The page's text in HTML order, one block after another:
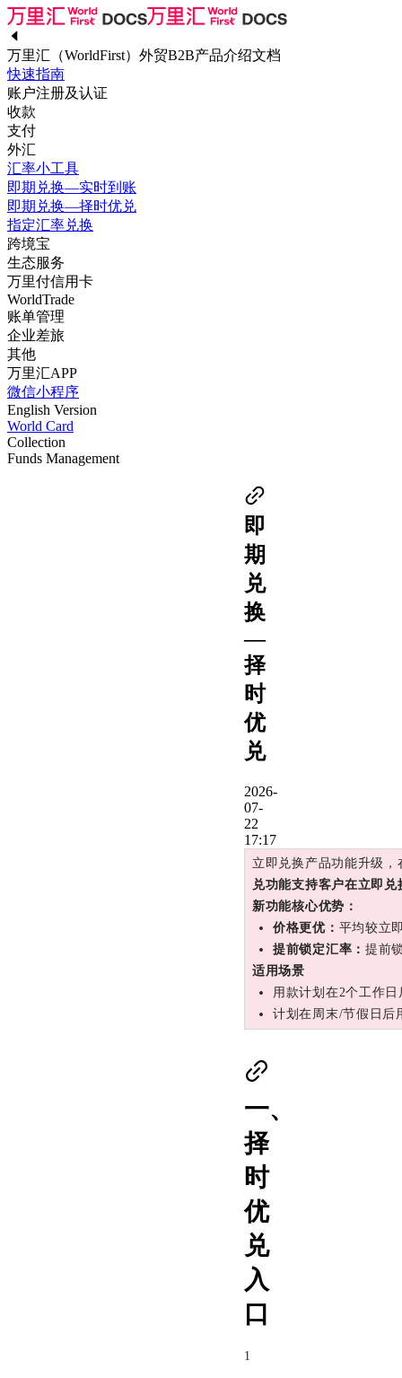
万里汇（WorldFirst）外贸B2B产品介绍文档
快速指南
账户注册及认证
收款
支付
外汇
汇率小工具
即期兑换—实时到账
即期兑换—择时优兑
指定汇率兑换
跨境宝
生态服务
万里付信用卡
WorldTrade
账单管理
企业差旅
其他
万里汇APP
微信小程序
English Version
World Card
Collection
Funds Management
即
期
兑
换
—
择
时
优
兑
2026-
07-
22
17:17
立即兑换产品功能升级
兑功能支持客户在立即
新功能核心优势：
价格更优： 平均较立
提前锁定汇率： 提前
适用场景
用款计划在2个工作
计划在周末/节假日后
一、
择
时
优
兑
入
口
1